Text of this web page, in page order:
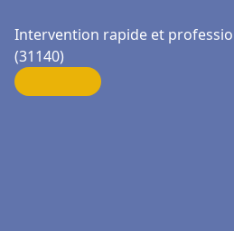
Intervention rapide et
(31140)